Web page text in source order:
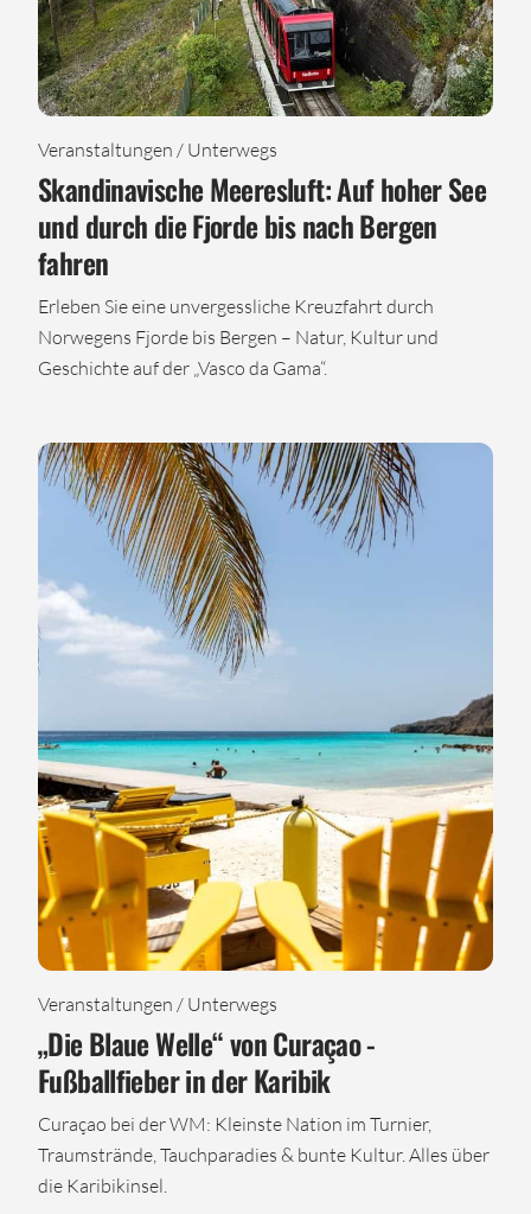
Veranstaltungen / Unterwegs
Skandinavische Meeresluft: Auf hoher See
und durch die Fjorde bis nach Bergen
fahren
Erleben Sie eine unvergessliche Kreuzfahrt durch
Norwegens Fjorde bis Bergen – Natur, Kultur und
Geschichte auf der „Vasco da Gama“.
Veranstaltungen / Unterwegs
„Die Blaue Welle“ von Curaçao -
Fußballfieber in der Karibik
Curaçao bei der WM: Kleinste Nation im Turnier,
Traumstrände, Tauchparadies & bunte Kultur. Alles über
die Karibikinsel.